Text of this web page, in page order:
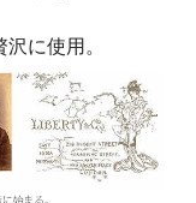
に使用。